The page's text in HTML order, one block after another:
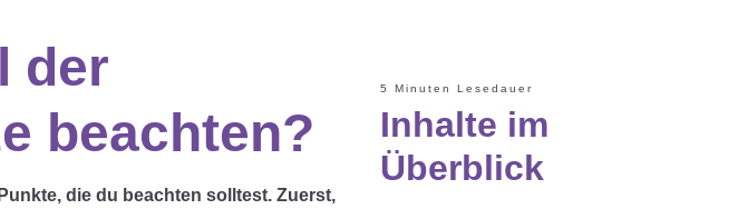
der
beachten?
die du beachten solltest. Zuerst,
5 Minuten Lesedauer
Inhalte im
Überblick